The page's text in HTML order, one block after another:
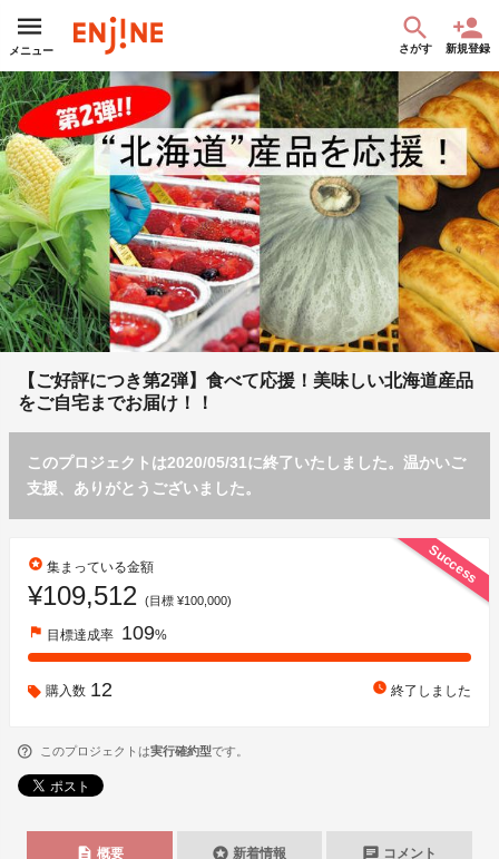
メニュー さがす 新規登録
【ご好評につき第2弾】食べて応援！美味しい北海道産品
をご自宅までお届け！！
このプロジェクトは2020/05/31に終了いたしました。温かいご
支援、ありがとうございました。
Success
stars 集まっている金額
¥109,512 (目標 ¥100,000)
flag 目標達成率 109%
購入数 12 watch_later 終了しました
このプロジェクトは実行確約型です。
description 概要 stars 新着情報 chat コメント